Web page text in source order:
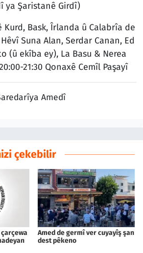
ya Şaristanê Girdî)
Kurd, Bask, Îrlanda û Calabrîa de
Suna Alan, Serdar Canan, Ed
(û ekîba ey), La Basu & Nerea
21:30 Qonaxê Cemîl Paşayî
Amedî
çekebilir
Amed de germî ver cuyayîş şan
dest pêkeno